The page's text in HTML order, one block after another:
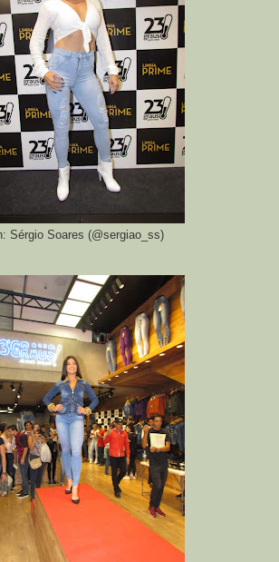
Sérgio Soares (@sergiao_ss)